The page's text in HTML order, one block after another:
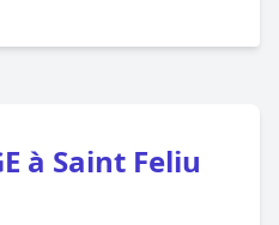
à Saint Feliu